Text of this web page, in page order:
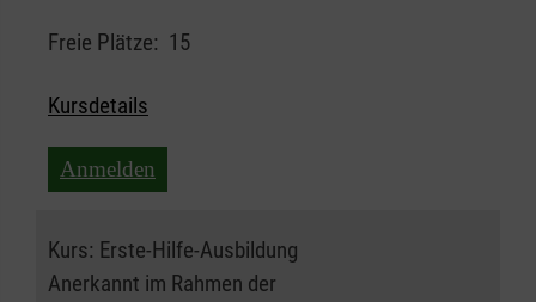
Freie Plätze: 15
Kursdetails
Anmelden
Kurs: Erste-Hilfe-Ausbildung
Anerkannt im Rahmen der